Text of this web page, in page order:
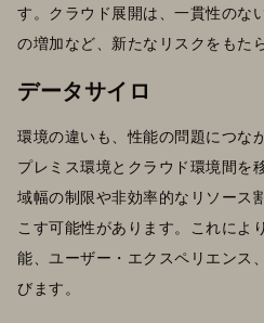
す。クラウド展開は、一貫性のな
の増加など、新たなリスクをもた
データサイロ
環境の違いも、性能の問題につな
プレミス環境とクラウド環境間を
域幅の制限や非効率的なリソース
こす可能性があります。これによ
能、ユーザー・エクスペリエンス
びます。